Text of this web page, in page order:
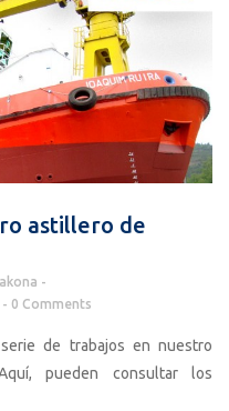
astillero de
0 Comments
de trabajos en nuestro
pueden consultar los